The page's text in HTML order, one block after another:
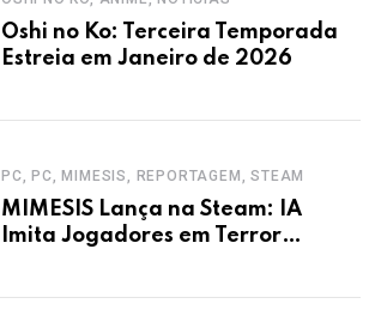
Oshi no Ko: Terceira Temporada
Estreia em Janeiro de 2026
PC, PC, MIMESIS, REPORTAGEM, STEAM
MIMESIS Lança na Steam: IA
Imita Jogadores em Terror